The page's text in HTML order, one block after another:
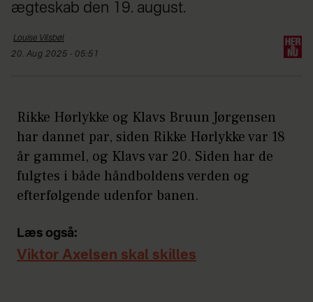
ægteskab den 19. august.
Louise Vilsbøl
20. Aug 2025 - 05:51
Rikke Hørlykke og Klavs Bruun Jørgensen
har dannet par, siden Rikke Hørlykke var 18
år gammel, og Klavs var 20. Siden har de
fulgtes i både håndboldens verden og
efterfølgende udenfor banen.
Læs også:
Viktor Axelsen skal skilles